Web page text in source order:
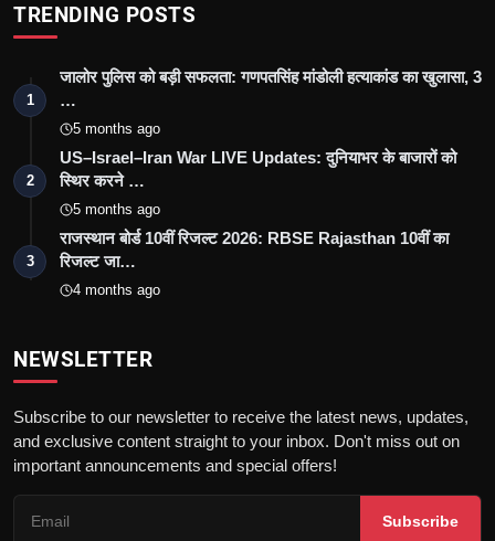
TRENDING POSTS
1
जालोर पुलिस को बड़ी सफलता: गणपतसिंह मांडोली हत्याकांड का खुलासा, 3
…
5 months ago
2
US–Israel–Iran War LIVE Updates: दुनियाभर के बाजारों को
स्थिर करने …
5 months ago
3
राजस्थान बोर्ड 10वीं रिजल्ट 2026: RBSE Rajasthan 10वीं का
रिजल्ट जा…
4 months ago
NEWSLETTER
Subscribe to our newsletter to receive the latest news, updates,
and exclusive content straight to your inbox. Don't miss out on
important announcements and special offers!
Subscribe